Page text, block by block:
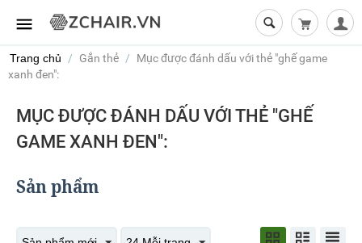
Giỏ hàng
Trang chủ / Gắn thẻ /
Mục được đánh dấu với thẻ "ghế game
xanh đen":
MỤC ĐƯỢC ĐÁNH DẤU VỚI THẺ "GHẾ
GAME XANH ĐEN":
Sản phẩm